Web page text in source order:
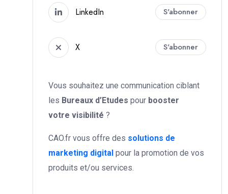
LinkedIn S'abonner
X S'abonner
Vous souhaitez une communication ciblant
les Bureaux d’Etudes pour booster
votre visibilité ?
CAO.fr vous offre des solutions de
marketing digital pour la promotion de vos
produits et/ou services.